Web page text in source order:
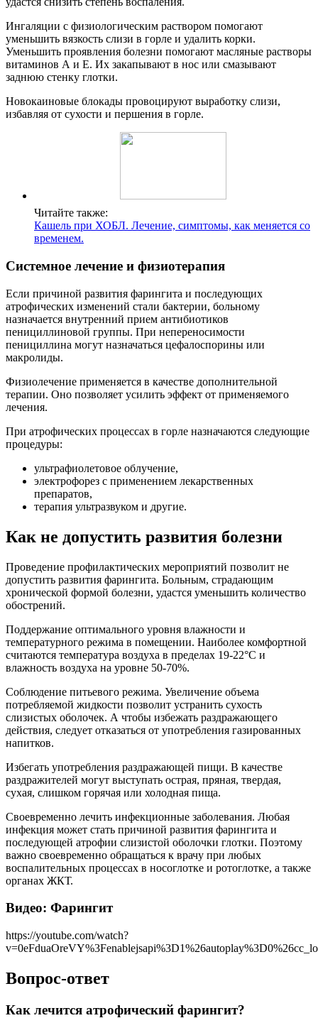
Ингаляции с физиологическим раствором помогают
уменьшить вязкость слизи в горле и удалить корки.
Уменьшить проявления болезни помогают масляные растворы
витаминов А и Е. Их закапывают в нос или смазывают
заднюю стенку глотки.
Новокаиновые блокады провоцируют выработку слизи,
избавляя от сухости и першения в горле.
Читайте также:
Кашель при ХОБЛ. Лечение, симптомы, как меняется со
временем.
Системное лечение и физиотерапия
Если причиной развития фарингита и последующих
атрофических изменений стали бактерии, больному
назначается внутренний прием антибиотиков
пенициллиновой группы. При непереносимости
пенициллина могут назначаться цефалоспорины или
макролиды.
Физиолечение применяется в качестве дополнительной
терапии. Оно позволяет усилить эффект от применяемого
лечения.
При атрофических процессах в горле назначаются следующие
процедуры:
ультрафиолетовое облучение,
электрофорез с применением лекарственных
препаратов,
терапия ультразвуком и другие.
Как не допустить развития болезни
Проведение профилактических мероприятий позволит не
допустить развития фарингита. Больным, страдающим
хронической формой болезни, удастся уменьшить количество
обострений.
Поддержание оптимального уровня влажности и
температурного режима в помещении. Наиболее комфортной
считаются температура воздуха в пределах 19-22°С и
влажность воздуха на уровне 50-70%.
Соблюдение питьевого режима. Увеличение объема
потребляемой жидкости позволит устранить сухость
слизистых оболочек. А чтобы избежать раздражающего
действия, следует отказаться от употребления газированных
напитков.
Избегать употребления раздражающей пищи. В качестве
раздражителей могут выступать острая, пряная, твердая,
сухая, слишком горячая или холодная пища.
Своевременно лечить инфекционные заболевания. Любая
инфекция может стать причиной развития фарингита и
последующей атрофии слизистой оболочки глотки. Поэтому
важно своевременно обращаться к врачу при любых
воспалительных процессах в носоглотке и ротоглотке, а также
органах ЖКТ.
Видео: Фарингит
https://youtube.com/watch?
Вопрос-ответ
Как лечится атрофический фарингит?